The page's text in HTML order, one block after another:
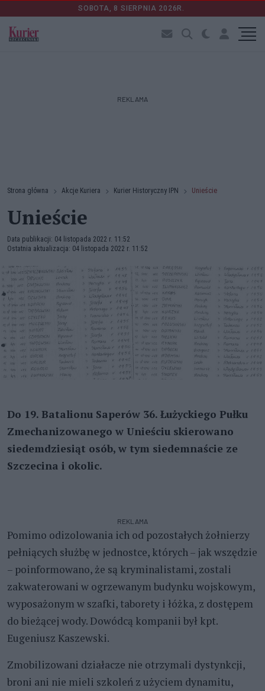
SOBOTA, 8 SIERPNIA 2026R.
REKLAMA
Strona główna Akcje Kuriera Kurier Historyczny IPN Unieście
Unieście
Data publikacji: 04 listopada 2022 r. 11:52
Ostatnia aktualizacja: 04 listopada 2022 r. 11:52
Do 19. Batalionu Saperów 36. Łużyckiego Pułku
Zmechanizowanego w Unieściu skierowano
siedemdziesiąt osób, w tym siedemnaście ze
Szczecina i okolic.
REKLAMA
Pomimo odizolowania ich od pozostałych żołnierzy
pełniących służbę w jednostce, których – jak wszędzie
– poinformowano, że są kryminalistami, zostali
zakwaterowani w ogrzewanym budynku wojskowym,
wyposażonym w szafki, taborety i łóżka, z dostępem
do bieżącej wody. Dowódcą kompanii był kpt.
Eugeniusz Kaszewski.
Zmobilizowani działacze nie otrzymali dystynkcji,
broni ani nie mieli szkoleń z użyciem dynamitu,